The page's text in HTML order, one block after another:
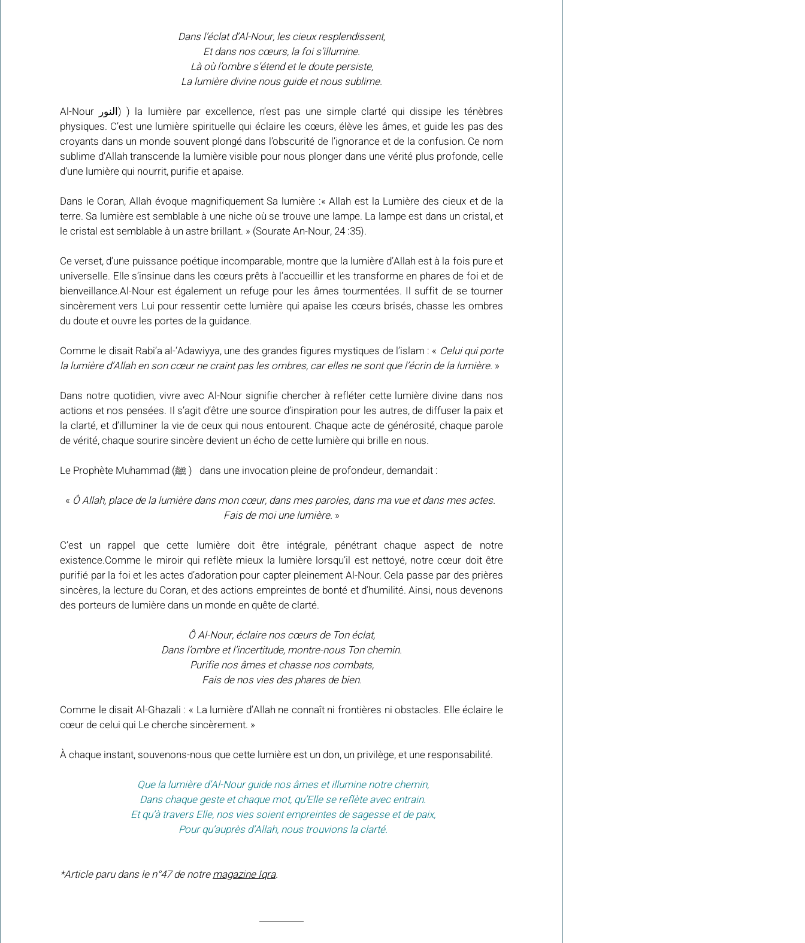
Dans l’éclat d’Al-Nour, les cieux resplendissent,
Et dans nos cœurs, la foi s’illumine.
Là où l’ombre s’étend et le doute persiste,
La lumière divine nous guide et nous sublime.
Al-Nour النور) ) la lumière par excellence, n’est pas une simple clarté qui dissipe les ténèbres
physiques. C’est une lumière spirituelle qui éclaire les cœurs, élève les âmes, et guide les pas des
croyants dans un monde souvent plongé dans l’obscurité de l’ignorance et de la confusion. Ce nom
sublime d’Allah transcende la lumière visible pour nous plonger dans une vérité plus profonde, celle
d’une lumière qui nourrit, purifie et apaise.
Dans le Coran, Allah évoque magnifiquement Sa lumière :« Allah est la Lumière des cieux et de la
terre. Sa lumière est semblable à une niche où se trouve une lampe. La lampe est dans un cristal, et
le cristal est semblable à un astre brillant. » (Sourate An-Nour, 24 :35).
Ce verset, d’une puissance poétique incomparable, montre que la lumière d’Allah est à la fois pure et
universelle. Elle s’insinue dans les cœurs prêts à l’accueillir et les transforme en phares de foi et de
bienveillance.Al-Nour est également un refuge pour les âmes tourmentées. Il suffit de se tourner
sincèrement vers Lui pour ressentir cette lumière qui apaise les cœurs brisés, chasse les ombres
du doute et ouvre les portes de la guidance.
Comme le disait Rabi’a al-‘Adawiyya, une des grandes figures mystiques de l’islam : « Celui qui porte
la lumière d’Allah en son cœur ne craint pas les ombres, car elles ne sont que l’écrin de la lumière. »
Dans notre quotidien, vivre avec Al-Nour signifie chercher à refléter cette lumière divine dans nos
actions et nos pensées. Il s’agit d’être une source d’inspiration pour les autres, de diffuser la paix et
la clarté, et d’illuminer la vie de ceux qui nous entourent. Chaque acte de générosité, chaque parole
de vérité, chaque sourire sincère devient un écho de cette lumière qui brille en nous.
Le Prophète Muhammad (ﷺ )   dans une invocation pleine de profondeur, demandait :
« Ô Allah, place de la lumière dans mon cœur, dans mes paroles, dans ma vue et dans mes actes.
Fais de moi une lumière. »
C’est un rappel que cette lumière doit être intégrale, pénétrant chaque aspect de notre
existence.Comme le miroir qui reflète mieux la lumière lorsqu’il est nettoyé, notre cœur doit être
purifié par la foi et les actes d’adoration pour capter pleinement Al-Nour. Cela passe par des prières
sincères, la lecture du Coran, et des actions empreintes de bonté et d’humilité. Ainsi, nous devenons
des porteurs de lumière dans un monde en quête de clarté.
Ô Al-Nour, éclaire nos cœurs de Ton éclat,
Dans l’ombre et l’incertitude, montre-nous Ton chemin.
Purifie nos âmes et chasse nos combats,
Fais de nos vies des phares de bien.
Comme le disait Al-Ghazali : « La lumière d’Allah ne connaît ni frontières ni obstacles. Elle éclaire le
cœur de celui qui Le cherche sincèrement. »
À chaque instant, souvenons-nous que cette lumière est un don, un privilège, et une responsabilité.
Que la lumière d’Al-Nour guide nos âmes et illumine notre chemin,
Dans chaque geste et chaque mot, qu’Elle se reflète avec entrain.
Et qu’à travers Elle, nos vies soient empreintes de sagesse et de paix,
Pour qu’auprès d’Allah, nous trouvions la clarté.
*Article paru dans le n°47 de notre magazine Iqra.